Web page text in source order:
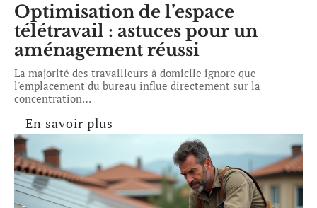
Optimisation de l’espace
télétravail : astuces pour un
aménagement réussi
La majorité des travailleurs à domicile ignore que
l'emplacement du bureau influe directement sur la
concentration…
En savoir plus